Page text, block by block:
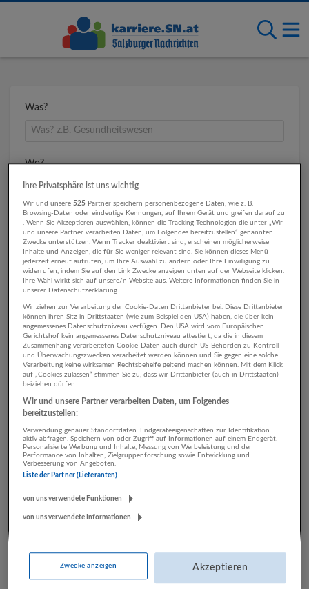
Was?
Wo?
Umkreis
1 Tourismus, Hotel,
Gastronomie Kunst,
Unterhaltung und Erholung
LUGSTEIN CONSULTING
Ihre Privatsphäre ist uns wichtig
Wir und unsere 525 Partner speichern personenbezogene Daten, wie z. B.
Browsing-Daten oder eindeutige Kennungen, auf Ihrem Gerät und greifen darauf zu
. Wenn Sie Akzeptieren auswählen, können die Tracking-Technologien die unter „Wir
und unsere Partner verarbeiten Daten, um Folgendes bereitzustellen“ genannten
Zwecke unterstützen. Wenn Tracker deaktiviert sind, erscheinen möglicherweise
Inhalte und Anzeigen, die für Sie weniger relevant sind. Sie können dieses Menü
jederzeit erneut aufrufen, um Ihre Auswahl zu ändern oder Ihre Einwilligung zu
widerrufen, indem Sie auf den Link Zwecke anzeigen unten auf der Webseite klicken.
Ihre Wahl wirkt sich auf unsere/n Website aus. Weitere Informationen finden Sie in
unserer Datenschutzerklärung.
Wir ziehen zur Verarbeitung der Cookie-Daten Drittanbieter bei. Diese Drittanbieter
können ihren Sitz in Drittstaaten (wie zum Beispiel den USA) haben, die über kein
angemessenes Datenschutzniveau verfügen. Den USA wird vom Europäischen
Gerichtshof kein angemessenes Datenschutzniveau attestiert, da die in diesem
Zusammenhang verarbeiteten Cookie-Daten auch durch US-Behörden zu Kontroll-
und Überwachungszwecken verarbeitet werden können und Sie gegen eine solche
Verarbeitung keine wirksamen Rechtsbehelfe geltend machen können. Mit dem Klick
auf „Cookies zulassen“ stimmen Sie zu, dass wir Drittanbieter (auch in Drittstaaten)
beiziehen dürfen.
Wir und unsere Partner verarbeiten Daten, um Folgendes
bereitzustellen:
Verwendung genauer Standortdaten. Endgeräteeigenschaften zur Identifikation
aktiv abfragen. Speichern von oder Zugriff auf Informationen auf einem Endgerät.
Personalisierte Werbung und Inhalte, Messung von Werbeleistung und der
Performance von Inhalten, Zielgruppenforschung sowie Entwicklung und
Verbesserung von Angeboten.
Liste der Partner (Lieferanten)
von uns verwendete Funktionen
von uns verwendete Informationen
Zwecke anzeigen Akzeptieren